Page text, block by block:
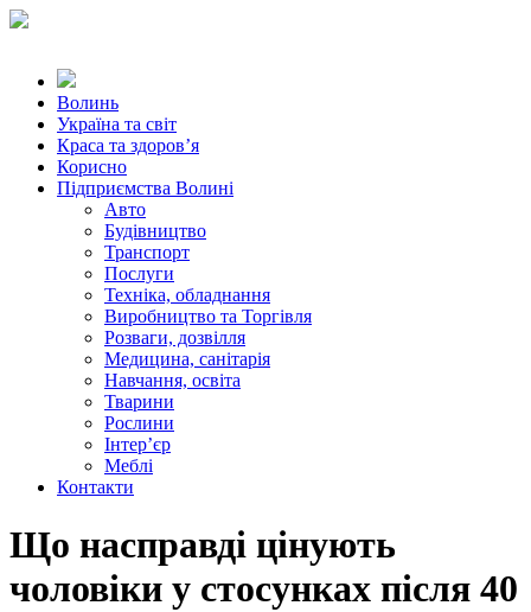
Волинь
Україна та світ
Краса та здоров’я
Корисно
Підприємства Волині
Авто
Будівництво
Транспорт
Послуги
Техніка, обладнання
Виробництво та Торгівля
Розваги, дозвілля
Медицина, санітарія
Навчання, освіта
Тварини
Рослини
Інтер’єр
Меблі
Контакти
Що насправді цінують
чоловіки у стосунках після 40